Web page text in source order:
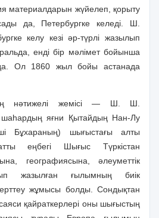
материалдарын жүйелеп, қорыту
да, Петербургке келеді. Ш.
келу кезі әр-түрлі жазылып
енді бір мәлімет бойынша
Ол 1860 жыл бойы астанада
нәтижелі жемісі — Ш. Ш.
яғни Қытайдың Нан-Лу
Бұхараның) шығыстағы алты
еңбегі Шығыс Түркістан
географиясына, әлеуметтік
жазылған ғылымның биік
жұмысы болды. Сондықтан
қайраткерлері оны шығыстың